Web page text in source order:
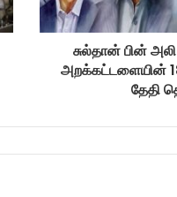
சுல்தான் பின்
அறக்கட்டளையின்
தேதி